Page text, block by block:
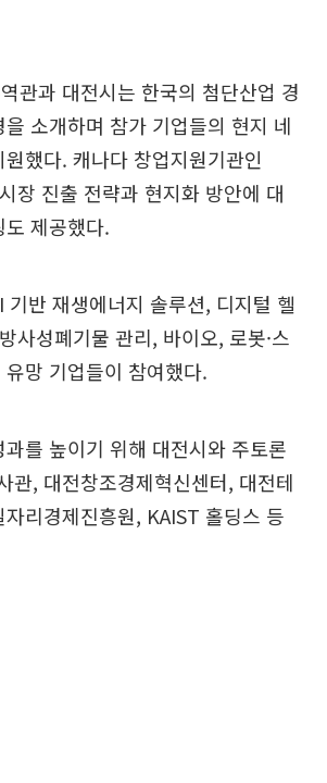
관과 대전시는 한국의 첨단산업 경
소개하며 참가 기업들의 현지 네
했다. 캐나다 창업지원기관인
장 진출 전략과 현지화 방안에 대
제공했다.
기반 재생에너지 솔루션, 디지털 헬
사성폐기물 관리, 바이오, 로봇·스
망 기업들이 참여했다.
를 높이기 위해 대전시와 주토론
관, 대전창조경제혁신센터, 대전테
리경제진흥원, KAIST 홀딩스 등